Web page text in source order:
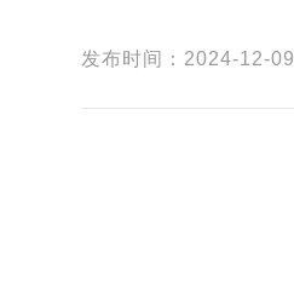
发布时间：2024-12-09